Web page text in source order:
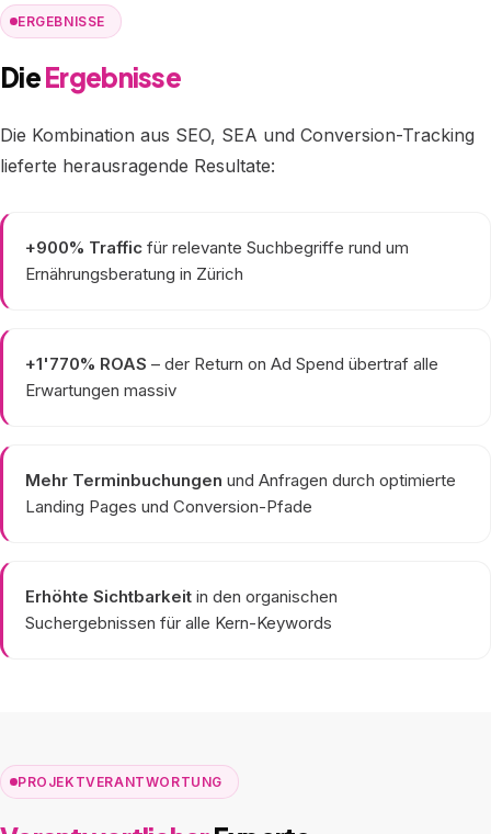
ERGEBNISSE
DieErgebnisse
Die Kombination aus SEO, SEA und Conversion-Tracking
lieferte herausragende Resultate:
+900% Traffic für relevante Suchbegriffe rund um
Ernährungsberatung in Zürich
+1'770% ROAS – der Return on Ad Spend übertraf alle
Erwartungen massiv
Mehr Terminbuchungen und Anfragen durch optimierte
Landing Pages und Conversion-Pfade
Erhöhte Sichtbarkeit in den organischen
Suchergebnissen für alle Kern-Keywords
PROJEKTVERANTWORTUNG